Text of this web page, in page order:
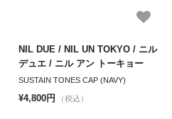
NIL DUE / NIL UN TOKYO / ニル
デュエ / ニル アン トーキョー
SUSTAIN TONES CAP (NAVY)
¥4,800円 （税込）